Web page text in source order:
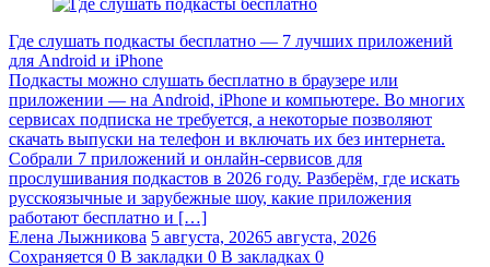
Где слушать подкасты бесплатно — 7 лучших приложений
для Android и iPhone
Подкасты можно слушать бесплатно в браузере или
приложении — на Android, iPhone и компьютере. Во многих
сервисах подписка не требуется, а некоторые позволяют
скачать выпуски на телефон и включать их без интернета.
Собрали 7 приложений и онлайн-сервисов для
прослушивания подкастов в 2026 году. Разберём, где искать
русскоязычные и зарубежные шоу, какие приложения
работают бесплатно и […]
Елена Лыжникова 5 августа, 20265 августа, 2026
Сохраняется 0 В закладки 0 В закладках 0